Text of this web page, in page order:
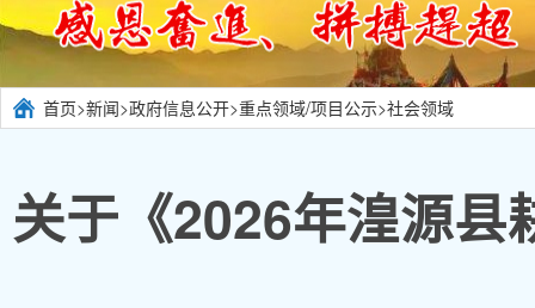
首页>新闻>政府信息公开>重点领域/项目公示>社会领域
关于《2026年湟源县